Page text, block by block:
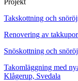
Projekt
Takskottning och
Renovering av
Snöskottning och
Takomläggning med
Klågerup, Svedala